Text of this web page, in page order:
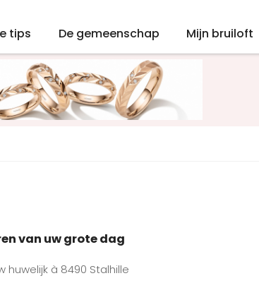
tips De gemeenschap Mijn bruiloft
van uw grote dag
huwelijk à 8490 Stalhille